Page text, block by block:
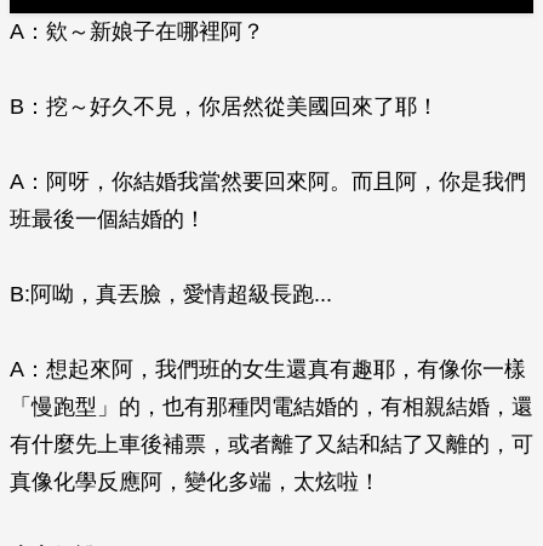
A：欸～新娘子在哪裡阿？
B：挖～好久不見，你居然從美國回來了耶！
A：阿呀，你結婚我當然要回來阿。而且阿，你是我們
班最後一個結婚的！
B:阿呦，真丟臉，愛情超級長跑...
A：想起來阿，我們班的女生還真有趣耶，有像你一樣
「慢跑型」的，也有那種閃電結婚的，有相親結婚，還
有什麼先上車後補票，或者離了又結和結了又離的，可
真像化學反應阿，變化多端，太炫啦！